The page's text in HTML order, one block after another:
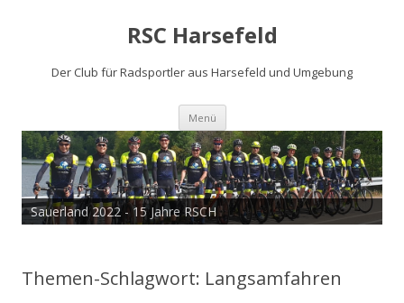
RSC Harsefeld
Der Club für Radsportler aus Harsefeld und Umgebung
Menü Zum
springen
Sauerland 2022 - 15 Jahre RSCH
Themen-Schlagwort: Langsamfahren